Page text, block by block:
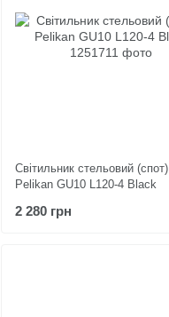
Світильник стельовий (спот)
Pelikan GU10 L120-4 Black
2 280 грн